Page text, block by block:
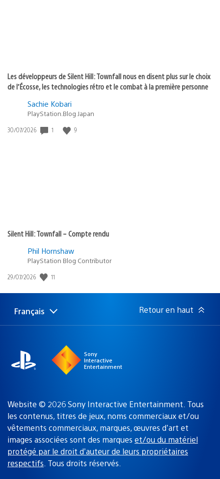
Les développeurs de Silent Hill: Townfall nous en disent plus sur le choix
de l’Écosse, les technologies rétro et le combat à la première personne
Sachie Kobari
PlayStation.Blog Japan
Date
30/07/2026 1 9
Silent Hill: Townfall – Compte rendu
Phil Hornshaw
PlayStation Blog Contributor
Date
publication
29/07/2026 11
Choisir
une
Région
actuelle
Français Retour en haut
Sony
Interactive
Entertainment
Website © 2026 Sony Interactive Entertainment. Tous
les contenus, titres de jeux, noms commerciaux et/ou
vêtements commerciaux, marques, œuvres d’art et
images associées sont des marques et/ou du matériel
protégé par le droit d’auteur de leurs propriétaires
respectifs. Tous droits réservés.